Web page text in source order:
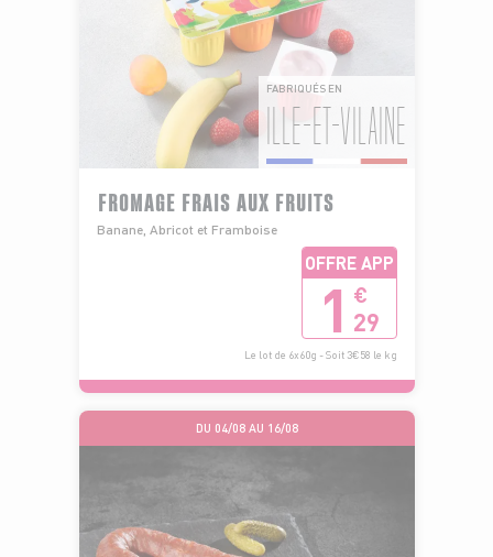
FABRIQUÉS EN
ILLE-ET-VILAINE
FROMAGE FRAIS AUX FRUITS
Banane, Abricot et Framboise
OFFRE APP
1 €
29
Le lot de 6x60g - Soit 3€58 le kg
DU 04/08 AU 16/08